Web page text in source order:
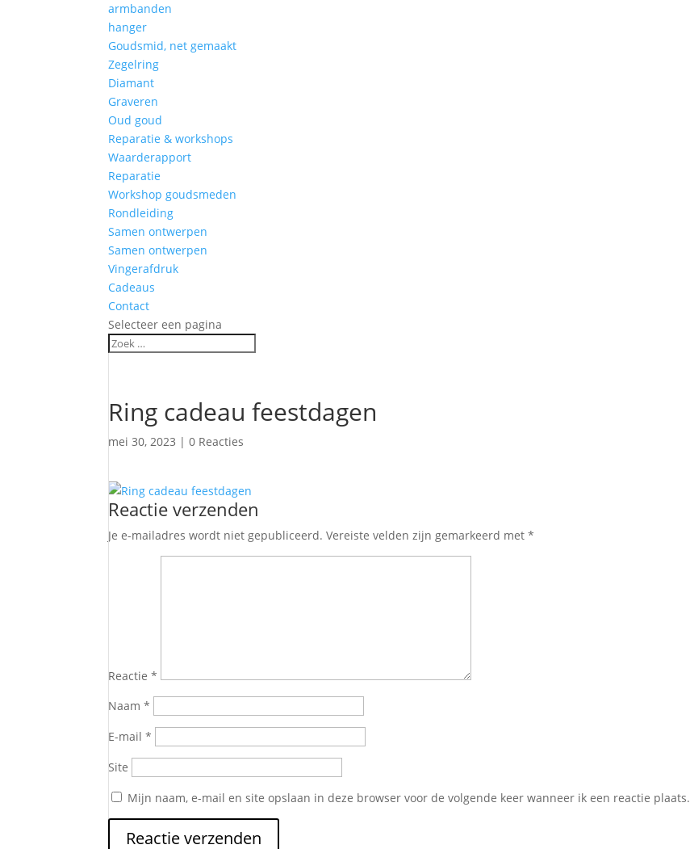
armbanden
hanger
Goudsmid, net gemaakt
Zegelring
Diamant
Graveren
Oud goud
Reparatie & workshops
Waarderapport
Reparatie
Workshop goudsmeden
Rondleiding
Samen ontwerpen
Samen ontwerpen
Vingerafdruk
Cadeaus
Contact
Selecteer een pagina
Ring cadeau feestdagen
mei 30, 2023 |0 Reacties
Reactie verzenden
Je e-mailadres wordt niet gepubliceerd. Vereiste velden zijn gemarkeerd met*
Reactie*
Naam*
E-mail*
Site
Mijn naam, e-mail en site opslaan in deze browser voor de volgende keer wanneer ik een reactie plaats.